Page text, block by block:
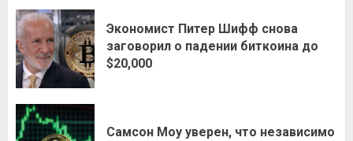
Экономист Питер Шифф снова
заговорил о падении биткоина до
$20,000
Самсон Моу уверен, что независимо